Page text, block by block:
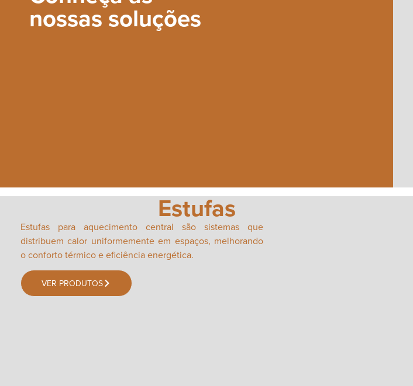
nossas soluções
Estufas
Estufas para aquecimento central são sistemas que
distribuem calor uniformemente em espaços, melhorando
o conforto térmico e eficiência energética.
VER PRODUTOS